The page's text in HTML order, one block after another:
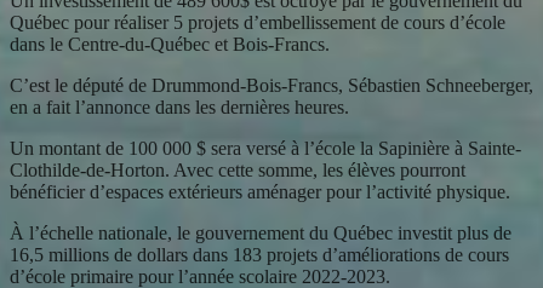
Québec pour réaliser 5 projets d’embellissement de cours d’école
dans le Centre-du-Québec et Bois-Francs.
C’est le député de Drummond-Bois-Francs, Sébastien Schneeberger,
en a fait l’annonce dans les dernières heures.
Un montant de 100 000 $ sera versé à l’école la Sapinière à Sainte-
Clothilde-de-Horton. Avec cette somme, les élèves pourront
bénéficier d’espaces extérieurs aménager pour l’activité physique.
À l’échelle nationale, le gouvernement du Québec investit plus de
16,5 millions de dollars dans 183 projets d’améliorations de cours
d’école primaire pour l’année scolaire 2022-2023.